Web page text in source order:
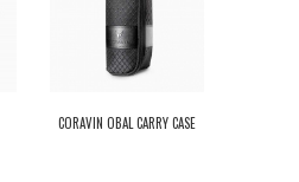
CORAVIN OBAL CARRY CASE